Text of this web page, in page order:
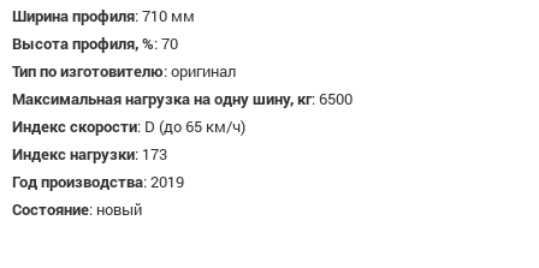
Ширина профиля:710 мм
Высота профиля, %:70
Тип по изготовителю:оригинал
Максимальная нагрузка на одну шину, кг:6500
Индекс скорости: D (до 65 км/ч)
Индекс нагрузки: 173
Год производства:2019
Состояние: новый